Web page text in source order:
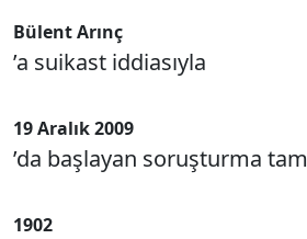
Bülent Arınç
’a suikast iddiasıyla
19 Aralık 2009
’da başlayan soruşturma tam
1902